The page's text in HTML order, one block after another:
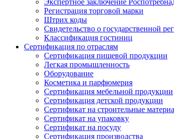
Экспертное заключение
Регистрация торговой марки
Штрих коды
Свидетельство о государственной
Классификация гостиниц
Сертификация по отраслям
Сертификация пищевой продукции
Легкая промышленность
Оборудование
Косметика и парфюмерия
Сертификация мебельной продукции
Сертификация детской продукции
Сертификат на строительные
Сертификат на упаковку
Сертификат на посуду
Сертификация производства